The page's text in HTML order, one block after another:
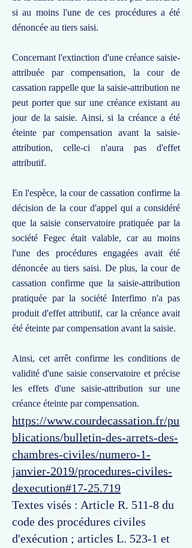
si au moins l'une de ces procédures a été
dénoncée au tiers saisi.
Concernant l'extinction d'une créance saisie-
attribuée par compensation, la cour de
cassation rappelle que la saisie-attribution ne
peut porter que sur une créance existant au
jour de la saisie. Ainsi, si la créance a été
éteinte par compensation avant la saisie-
attribution, celle-ci n'aura pas d'effet
attributif.
En l'espèce, la cour de cassation confirme la
décision de la cour d'appel qui a considéré
que la saisie conservatoire pratiquée par la
société Fegec était valable, car au moins
l'une des procédures engagées avait été
dénoncée au tiers saisi. De plus, la cour de
cassation confirme que la saisie-attribution
pratiquée par la société Interfimo n'a pas
produit d'effet attributif, car la créance avait
été éteinte par compensation avant la saisie.
Ainsi, cet arrêt confirme les conditions de
validité d'une saisie conservatoire et précise
les effets d'une saisie-attribution sur une
créance éteinte par compensation.
https://www.courdecassation.fr/pu
blications/bulletin-des-arrets-des-
chambres-civiles/numero-1-
janvier-2019/procedures-civiles-
dexecution#17-25.719
Textes visés : Article R. 511-8 du
code des procédures civiles
d'exécution ; articles L. 523-1 et